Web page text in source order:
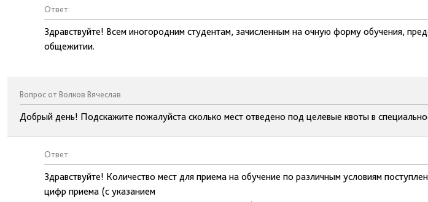
Ответ:
Здравствуйте! Всем иногородним студентам, зачисленным на очную форму обучения,
общежитии.
Вопрос от Волков Вячеслав
Добрый день! Подскажите пожалуйста сколько мест отведено под целевые квоты в
Ответ:
Здравствуйте! Количество мест для приема на обучение по различным условиям
цифр приема (с указанием